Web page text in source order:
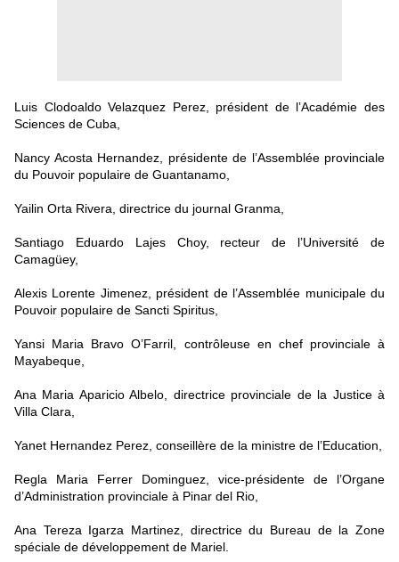
Luis Clodoaldo Velazquez Perez, président de l’Académie des
Sciences de Cuba,
Nancy Acosta Hernandez, présidente de l’Assemblée provinciale
du Pouvoir populaire de Guantanamo,
Yailin Orta Rivera, directrice du journal Granma,
Santiago Eduardo Lajes Choy, recteur de l’Université de
Camagüey,
Alexis Lorente Jimenez, président de l’Assemblée municipale du
Pouvoir populaire de Sancti Spiritus,
Yansi Maria Bravo O’Farril, contrôleuse en chef provinciale à
Mayabeque,
Ana Maria Aparicio Albelo, directrice provinciale de la Justice à
Villa Clara,
Yanet Hernandez Perez, conseillère de la ministre de l’Education,
Regla Maria Ferrer Dominguez, vice-présidente de l’Organe
d’Administration provinciale à Pinar del Rio,
Ana Tereza Igarza Martinez, directrice du Bureau de la Zone
spéciale de développement de Mariel.